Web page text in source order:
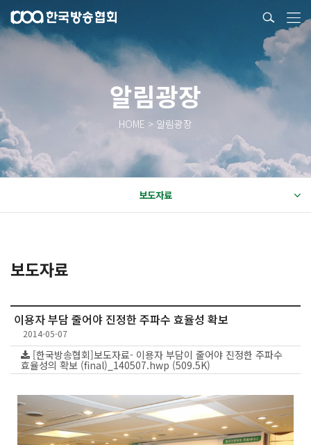
알림광장
HOME > 알림광장
보도자료
보도자료
이용자 부담 줄어야 진정한 주파수 효율성 확보
2014-05-07
[한국방송협회]보도자료- 이용자 부담이 줄어야 진정한 주파수
효율성의 확보 (final)_140507.hwp (509.5K)